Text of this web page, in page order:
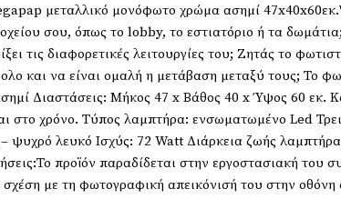
μεταλλικό μονόφωτο χρώμα ασημί
σου, όπως το lobby, το εστιατόριο ή τα
τις διαφορετικές λειτουργίες του; Ζητάς το
και να είναι ομαλή η μετάβαση μεταξύ τους; Το
Διαστάσεις: Μήκος 47 x Βάθος 40 x Ύψος 60 εκ.
στο χρόνο. Τύπος λαμπτήρα: ενσωματωμένο Led
λευκό Ισχύς: 72 Watt Διάρκεια ζωής
προϊόν παραδίδεται στην εργοστασιακή του
με τη φωτογραφική απεικόνισή του στην οθόνη